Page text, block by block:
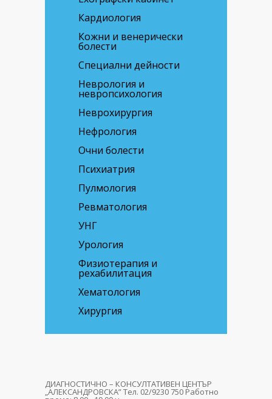
Кардиология
Кожни и венерически
болести
Специални дейности
Неврология и
невропсихология
Неврохирургия
Нефрология
Очни болести
Психиатрия
Пулмология
Ревматология
УНГ
Урология
Физиотерапия и
рехабилитация
Хематология
Хирургия
ДИАГНОСТИЧНО – КОНСУЛТАТИВЕН ЦЕНТЪР
„АЛЕКСАНДРОВСКА” Тел. 02/9230 750 Работно